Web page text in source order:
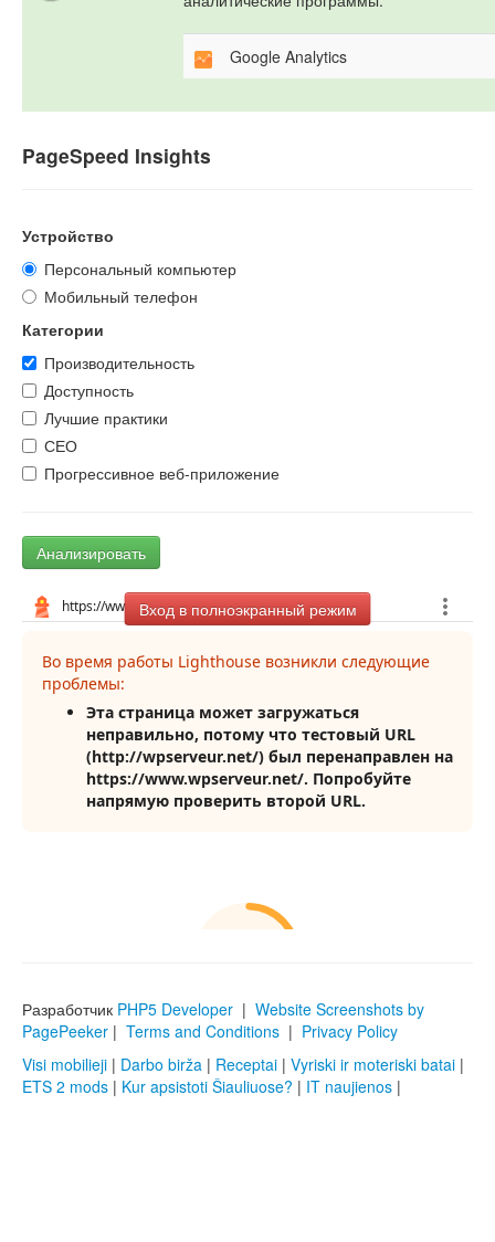
Google Analytics
PageSpeed Insights
Устройство
Персональный компьютер
Мобильный телефон
Категории
Производительность
Доступность
Лучшие практики
СЕО
Прогрессивное веб-приложение
Анализировать
Вход в полноэкранный режим
Разработчик PHP5 Developer | Website Screenshots by
PagePeeker | Terms and Conditions | Privacy Policy
Visi mobilieji | Darbo birža | Receptai | Vyriski ir moteriski batai |
ETS 2 mods | Kur apsistoti Šiauliuose? | IT naujienos |